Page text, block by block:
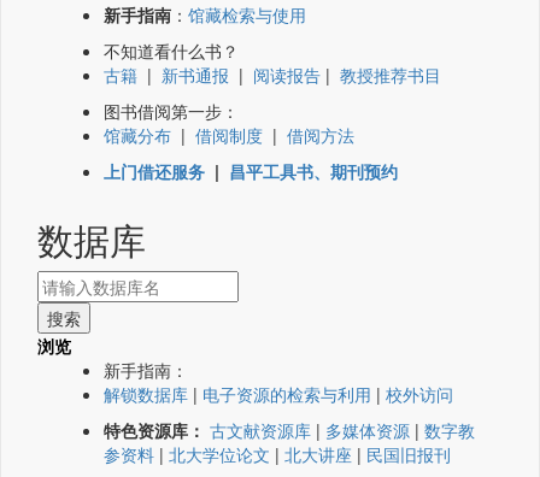
新手指南 ： 馆藏检索与使用
不知道看什么书？
古籍 | 新书通报 | 阅读报告 | 教授推荐书目
图书借阅第一步：
馆藏分布 | 借阅制度 | 借阅方法
上门借还服务 | 昌平工具书、期刊预约
数据库
浏览
新手指南：
解锁数据库 | 电子资源的检索与利用 | 校外访问
特色资源库： 古文献资源库 | 多媒体资源 | 数字教
参资料 | 北大学位论文 | 北大讲座 | 民国旧报刊